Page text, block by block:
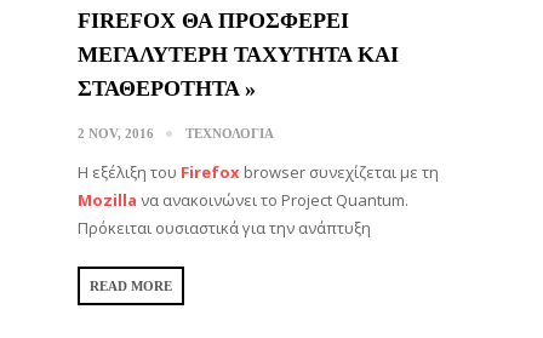
FIREFOX ΘΑ ΠΡOΣΦΕΡΕΙ
ΜΕΓΑΛΥΤΕΡΗ ΤΑΧΥΤΗΤΑ ΚΑΙ
ΣΤΑΘΕΡΟΤΗΤΑ »
2 NOV, 2016 ΤΕΧΝΟΛΟΓΙΑ
Η εξέλιξη του Firefox browser συνεχίζεται με τη
Mozilla να ανακοινώνει το Project Quantum.
Πρόκειται ουσιαστικά για την ανάπτυξη
READ MORE